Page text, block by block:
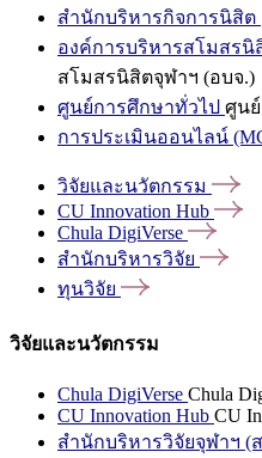
สำนักบริหารกิจการนิสิต
องค์การบริหารสโมสรนิ
สโมสรนิสิตจุฬาฯ (อบจ.)
ศูนย์การศึกษาทั่วไป ศูน
การประเมินออนไลน์
วิจัยและนวัตกรรม
CU Innovation Hub
Chula DigiVerse
สำนักบริหารวิจัย
ทุนวิจัย
วิจัยและนวัตกรรม
Chula DigiVerse Chula
CU Innovation Hub CU
สำนักบริหารวิจัยจุฬาฯ (